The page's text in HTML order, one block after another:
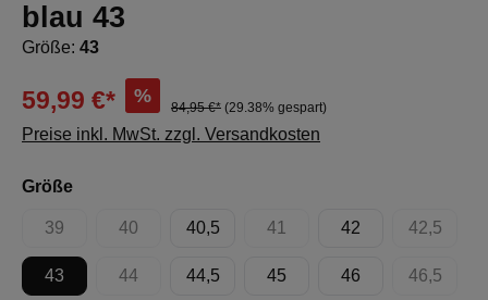
blau 43
Größe: 43
59,99 €* %
84,95 €* (29.38% gespart)
Preise inkl. MwSt. zzgl. Versandkosten
Größeauswählen
39
(Diese Option ist zurzeit nicht verfügbar.)
40
(Diese Option ist zurzeit nicht verfügbar.)
40,5 41
(Diese Option ist zurzeit nicht
42 42,5
(Diese
43 44
(Diese Option ist zurzeit nicht verfügbar.)
44,5 45 46 46,5
(Diese